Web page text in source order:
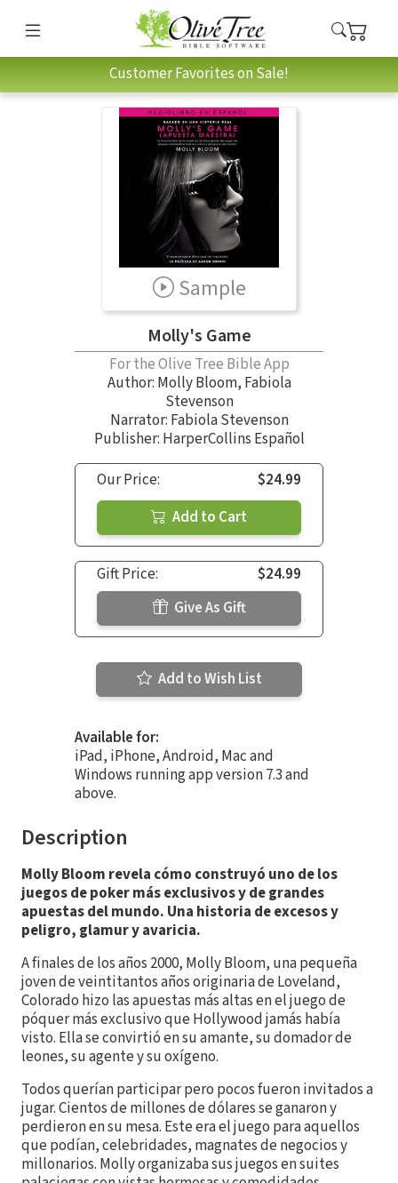
Customer Favorites on Sale!
Sample
Molly's Game
For the Olive Tree Bible App
Author: Molly Bloom, Fabiola
Stevenson
Narrator: Fabiola Stevenson
Publisher: HarperCollins Español
Our Price:
$24.99
Add to Cart
Gift Price:
$24.99
Give As Gift
Add to Wish List
Available for:
iPad, iPhone, Android, Mac and
Windows running app version 7.3 and
above.
Description
Molly Bloom revela cómo construyó uno de los
juegos de poker más exclusivos y de grandes
apuestas del mundo. Una historia de excesos y
peligro, glamur y avaricia.
A finales de los años 2000, Molly Bloom, una pequeña
joven de veintitantos años originaria de Loveland,
Colorado hizo las apuestas más altas en el juego de
póquer más exclusivo que Hollywood jamás había
visto. Ella se convirtió en su amante, su domador de
leones, su agente y su oxígeno.
Todos querían participar pero pocos fueron invitados a
jugar. Cientos de millones de dólares se ganaron y
perdieron en su mesa. Este era el juego para aquellos
que podían, celebridades, magnates de negocios y
millonarios. Molly organizaba sus juegos en suites